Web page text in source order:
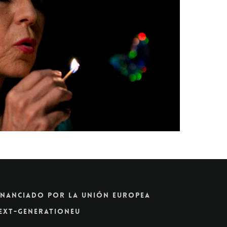
Por La Unión Europea
GenerationEU